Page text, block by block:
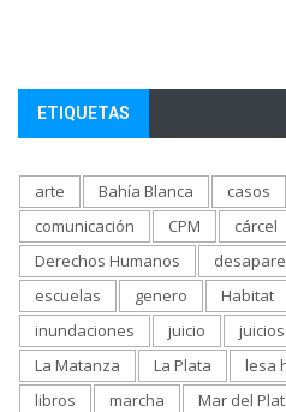
ETIQUETAS
arte Bahía Blanca casos
comunicación
CPM cárcel
Derechos Humanos
escuelas
genero Habitat
inundaciones
juicio juicios
La Matanza
La Plata lesa
libros
marcha Mar del